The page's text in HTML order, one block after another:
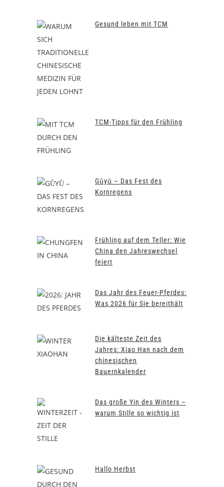
Gesund leben mit TCM
TCM-Tipps für den Frühling
Gǔyǔ – Das Fest des
Kornregens
Frühling auf dem Teller: Wie
China den Jahreswechsel
feiert
Das Jahr des Feuer-Pferdes:
Was 2026 für Sie bereithält
Die kälteste Zeit des
Jahres: Xiao Han nach dem
chinesischen
Bauernkalender
Das große Yin des Winters –
warum Stille so wichtig ist
Hallo Herbst